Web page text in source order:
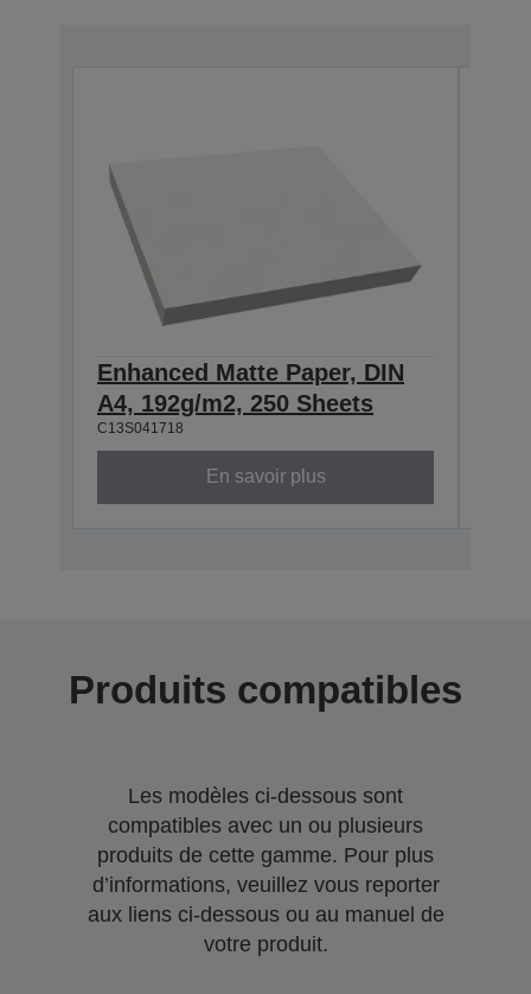
Enhanced Matte Paper, DIN
A4, 192g/m2, 250 Sheets
C13S041718
En savoir plus
Produits compatibles
Les modèles ci-dessous sont
compatibles avec un ou plusieurs
produits de cette gamme. Pour plus
d’informations, veuillez vous reporter
aux liens ci-dessous ou au manuel de
votre produit.